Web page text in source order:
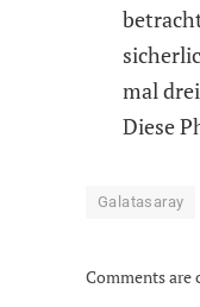
mal
Diese
Galatasaray
Comments are